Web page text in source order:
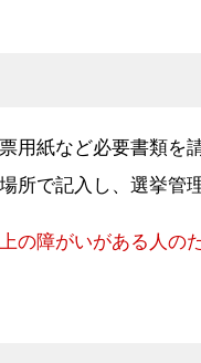
用紙など必要書類を
で記入し、選挙管
の障がいがある人の